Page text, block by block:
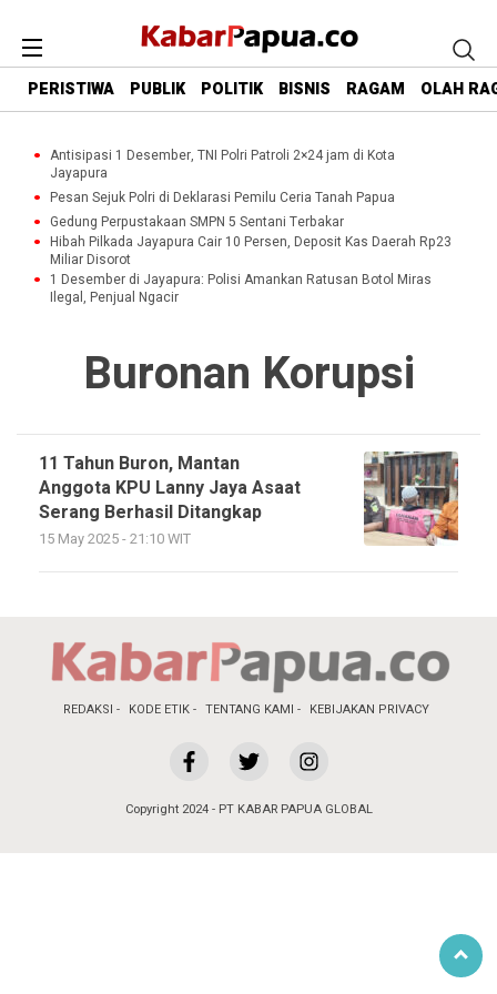
PERISTIWA PUBLIK POLITIK BISNIS RAGAM OLAH
Antisipasi 1 Desember, TNI Polri Patroli 2×24 jam di Kota
Jayapura
Pesan Sejuk Polri di Deklarasi Pemilu Ceria Tanah Papua
Gedung Perpustakaan SMPN 5 Sentani Terbakar
Hibah Pilkada Jayapura Cair 10 Persen, Deposit Kas Daerah Rp23
Miliar Disorot
1 Desember di Jayapura: Polisi Amankan Ratusan Botol Miras
Ilegal, Penjual Ngacir
Buronan Korupsi
11 Tahun Buron, Mantan
Anggota KPU Lanny Jaya Asaat
Serang Berhasil Ditangkap
15 May 2025 - 21:10 WIT
REDAKSI KODE ETIK TENTANG KAMI KEBIJAKAN PRIVACY
Copyright 2024 - PT KABAR PAPUA GLOBAL